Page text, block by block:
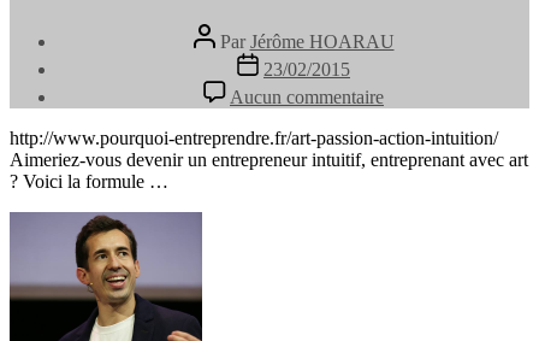
Auteur
de
l’article
Par Jérôme HOARAU
Date
l’article
23/02/2015
Aucun commentaire
L'Art
d'entreprendre
avec
passion,
http://www.pourquoi-entreprendre.fr/art-passion-action-intuition/
Aimeriez-vous devenir un entrepreneur intuitif, entreprenant avec art
? Voici la formule …